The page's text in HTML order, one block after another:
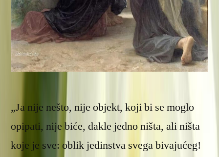
„Ja nije nešto, nije objekt, koji bi se moglo
opipati, nije biće, dakle jedno ništa, ali ništa
koje je sve: oblik jedinstva svega bivajućeg!